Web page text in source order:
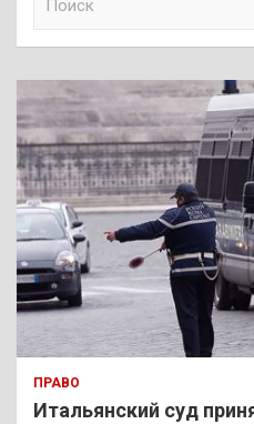
к
ПРАВО
Итальянский суд